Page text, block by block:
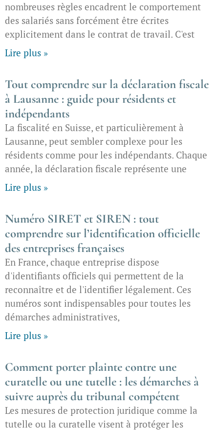
nombreuses règles encadrent le comportement
des salariés sans forcément être écrites
explicitement dans le contrat de travail. C'est
Lire plus »
Tout comprendre sur la déclaration fiscale
à Lausanne : guide pour résidents et
indépendants
La fiscalité en Suisse, et particulièrement à
Lausanne, peut sembler complexe pour les
résidents comme pour les indépendants. Chaque
année, la déclaration fiscale représente une
Lire plus »
Numéro SIRET et SIREN : tout
comprendre sur l’identification officielle
des entreprises françaises
En France, chaque entreprise dispose
d'identifiants officiels qui permettent de la
reconnaître et de l'identifier légalement. Ces
numéros sont indispensables pour toutes les
démarches administratives,
Lire plus »
Comment porter plainte contre une
curatelle ou une tutelle : les démarches à
suivre auprès du tribunal compétent
Les mesures de protection juridique comme la
tutelle ou la curatelle visent à protéger les